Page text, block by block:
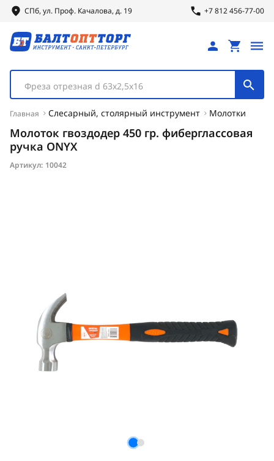
СПб, ул. Проф. Качалова, д. 19 +7 812 456-77-00
Фреза отрезная d 63х2,5х16
Главная Слесарный, столярный инструмент Молотки
Молоток гвоздодер 450 гр. фиберглассовая
ручка ONYX
Артикул: 10042